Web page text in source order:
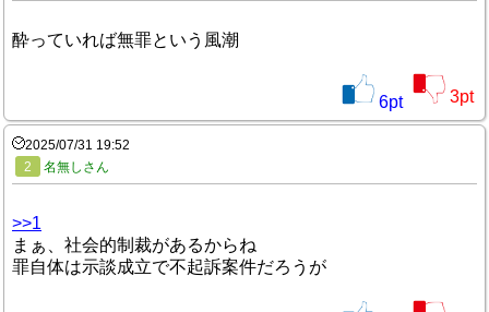
酔っていれば無罪という風潮
6pt 3pt
2025/07/31 19:52
2
名無しさん
>>1
まぁ、社会的制裁があるからね
罪自体は示談成立で不起訴案件だろうが